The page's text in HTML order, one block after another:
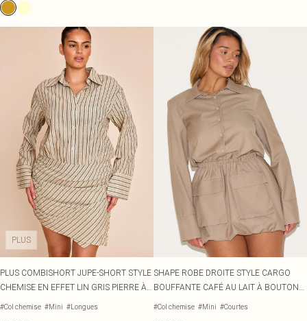
PLUS
PLUS COMBISHORT JUPE-SHORT STYLE
CHEMISE EN EFFET LIN GRIS PIERRE À
RAYURES ET MANCHES LONGUES
#Col chemise #Mini #Longues
SHAPE ROBE DROITE STYLE CARGO
BOUFFANTE CAFÉ AU LAIT À BOUTONS
DEVANT
#Col chemise #Mini #Courtes